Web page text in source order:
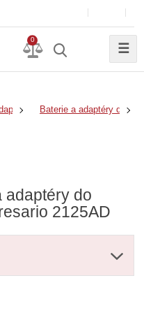
0
☰
Baterie a adaptéry do
adaptéry do
2125AD